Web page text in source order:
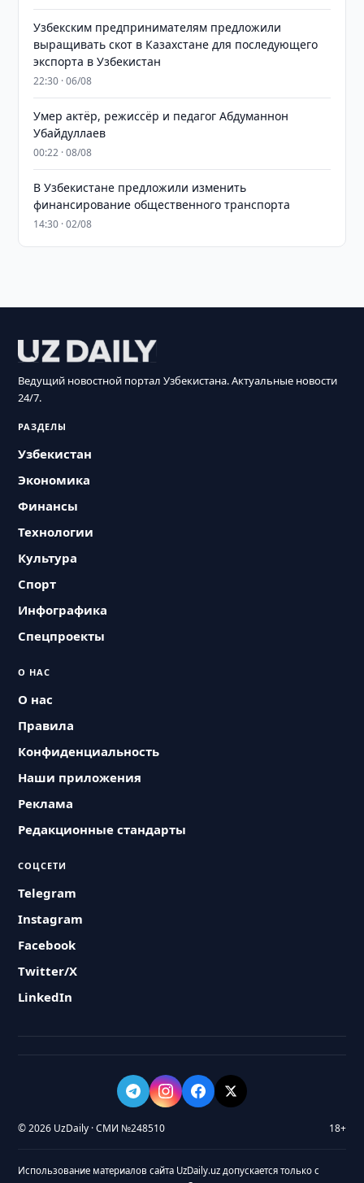
Узбекским предпринимателям предложили
выращивать скот в Казахстане для последующего
экспорта в Узбекистан
22:30 · 06/08
Умер актёр, режиссёр и педагог Абдуманнон
Убайдуллаев
00:22 · 08/08
В Узбекистане предложили изменить
финансирование общественного транспорта
14:30 · 02/08
Ведущий новостной портал Узбекистана. Актуальные новости
24/7.
РАЗДЕЛЫ
Узбекистан
Экономика
Финансы
Технологии
Культура
Спорт
Инфографика
Спецпроекты
О НАС
О нас
Правила
Конфиденциальность
Наши приложения
Реклама
Редакционные стандарты
СОЦСЕТИ
Telegram
Instagram
Facebook
Twitter/X
LinkedIn
© 2026 UzDaily · СМИ №248510 18+
Использование материалов сайта UzDaily.uz допускается только с